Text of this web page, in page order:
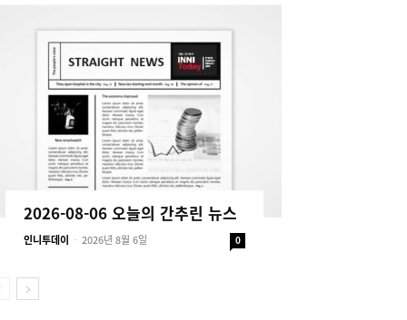
2026-08-06 오늘의 간추린 뉴스
인니투데이 - 2026년 8월 6일 0